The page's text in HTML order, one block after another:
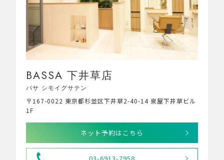
BASSA 下井草店
バサ シモイグサテン
〒167-0022 東京都杉並区下井草2-40-14 泉屋下井草ビル
1F
ネット予約はこちら
03-6913-7958